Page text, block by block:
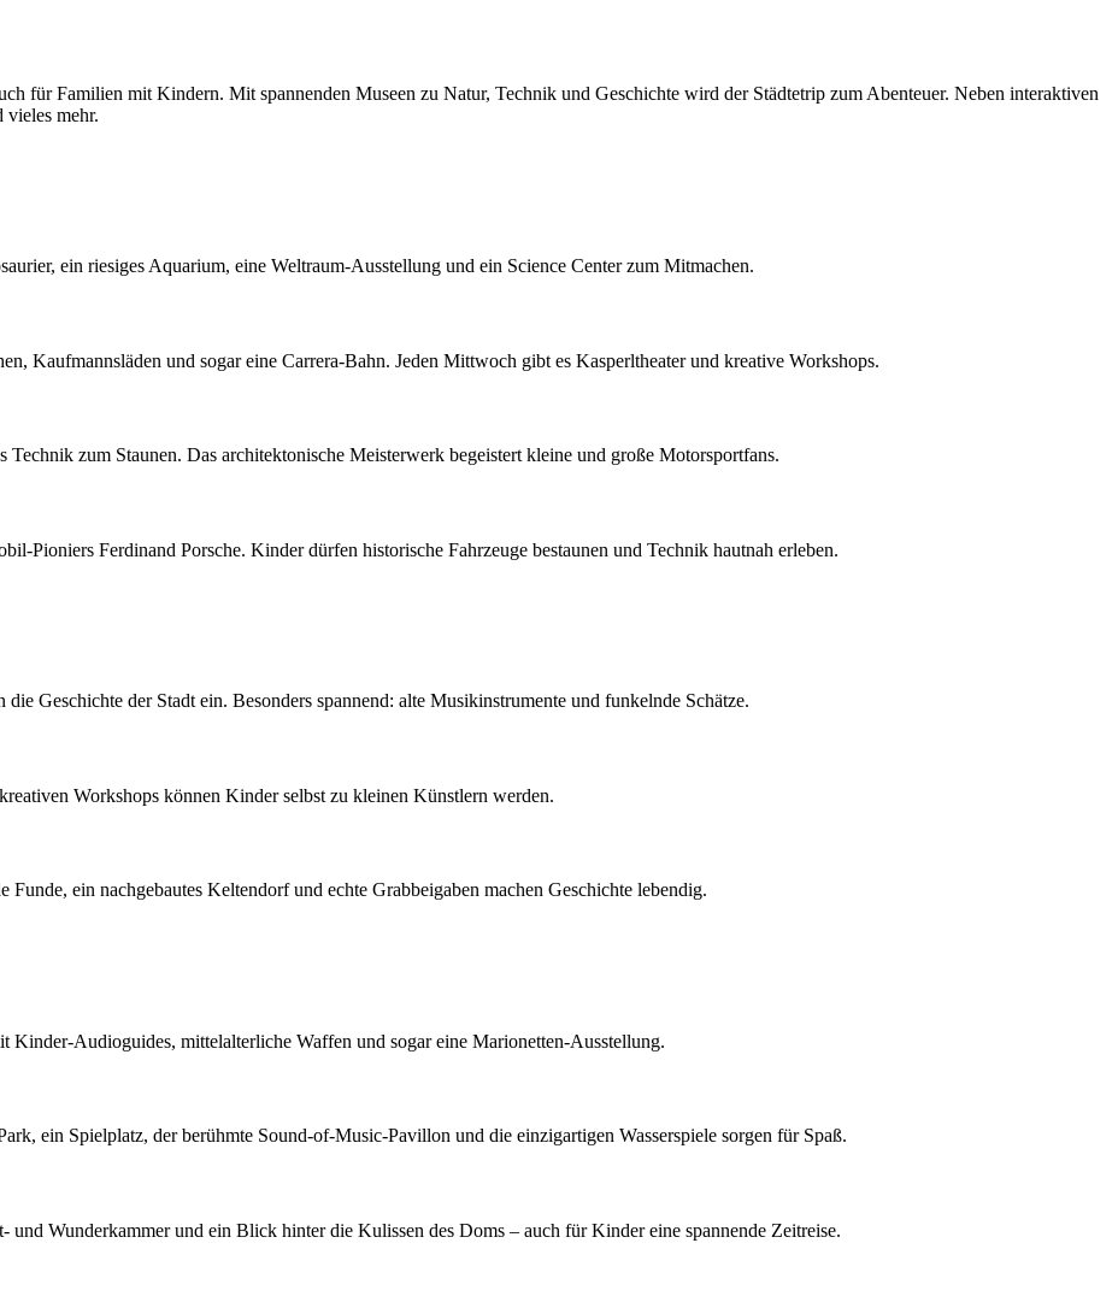
für Familien mit Kindern. Mit spannenden Museen zu Natur, Technik und Geschichte wird der Städtetrip zum Abenteuer. Neben interaktiven
vieles mehr.
ein riesiges Aquarium, eine Weltraum-Ausstellung und ein Science Center zum Mitmachen.
Kaufmannsläden und sogar eine Carrera-Bahn. Jeden Mittwoch gibt es Kasperltheater und kreative Workshops.
zum Staunen. Das architektonische Meisterwerk begeistert kleine und große Motorsportfans.
Pioniers Ferdinand Porsche. Kinder dürfen historische Fahrzeuge bestaunen und Technik hautnah erleben.
Geschichte der Stadt ein. Besonders spannend: alte Musikinstrumente und funkelnde Schätze.
Workshops können Kinder selbst zu kleinen Künstlern werden.
ein nachgebautes Keltendorf und echte Grabbeigaben machen Geschichte lebendig.
Kinder-Audioguides, mittelalterliche Waffen und sogar eine Marionetten-Ausstellung.
ein Spielplatz, der berühmte Sound-of-Music-Pavillon und die einzigartigen Wasserspiele sorgen für Spaß.
und Wunderkammer und ein Blick hinter die Kulissen des Doms – auch für Kinder eine spannende Zeitreise.